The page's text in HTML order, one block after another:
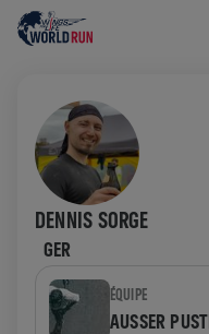
DENNIS SORGE
GER
ÉQUIPE
AUSSER PUSTE